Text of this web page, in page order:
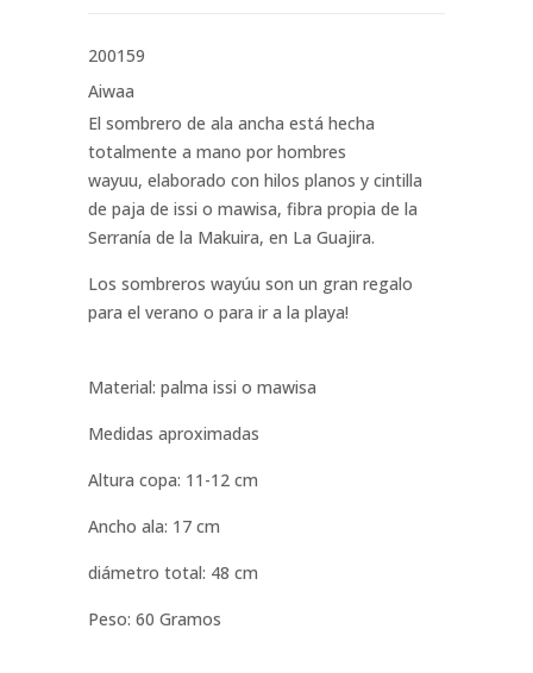
200159
Aiwaa
El sombrero de ala ancha está hecha
totalmente a mano por hombres
wayuu, elaborado con hilos planos y cintilla
de paja de issi o mawisa, fibra propia de la
Serranía de la Makuira, en La Guajira.
Los sombreros wayúu son un gran regalo
para el verano o para ir a la playa!
Material: palma issi o mawisa
Medidas aproximadas
Altura copa: 11-12 cm
Ancho ala: 17 cm
diámetro total: 48 cm
Peso: 60 Gramos